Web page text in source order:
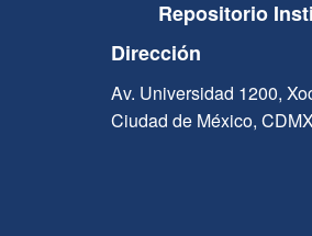
Repositorio
Dirección
Av. Universidad 1200,
Ciudad de México,